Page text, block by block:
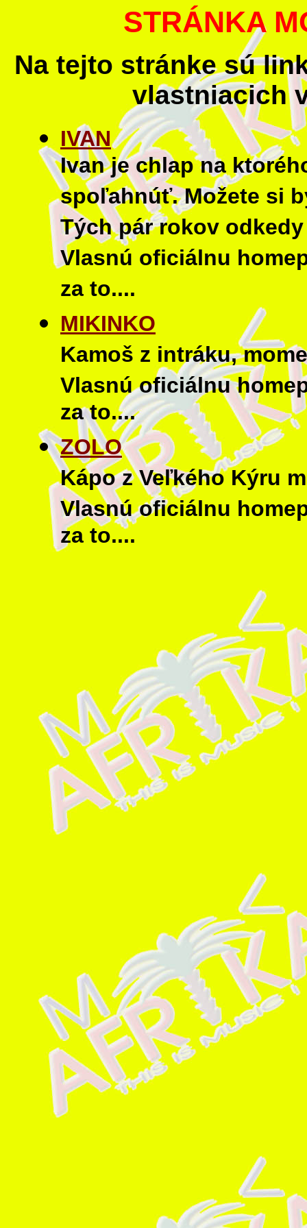
STRÁNKA
Na tejto stránke sú
vlastniacich
IVAN
Ivan je chlap na
spoľahnúť. Možete si
Tých pár rokov
Vlasnú oficiálnu
za to....
MIKINKO
Kamoš z intráku,
Vlasnú oficiálnu
za to....
ZOLO
Kápo z Veľkého Kýru
Vlasnú oficiálnu
za to....